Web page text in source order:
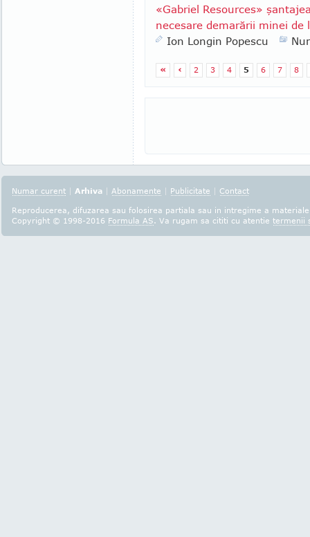
«Gabriel Resources»
necesare demarării minei de
Ion Longin Popescu
« ‹ 2 3 4 5 6 7 8
Numar curent | Arhiva | Abonamente | Publicitate | Contact
Reproducerea, difuzarea sau folosirea partiala sau in intregime a
Copyright © 1998-2016 Formula AS. Va rugam sa cititi cu atentie termenii